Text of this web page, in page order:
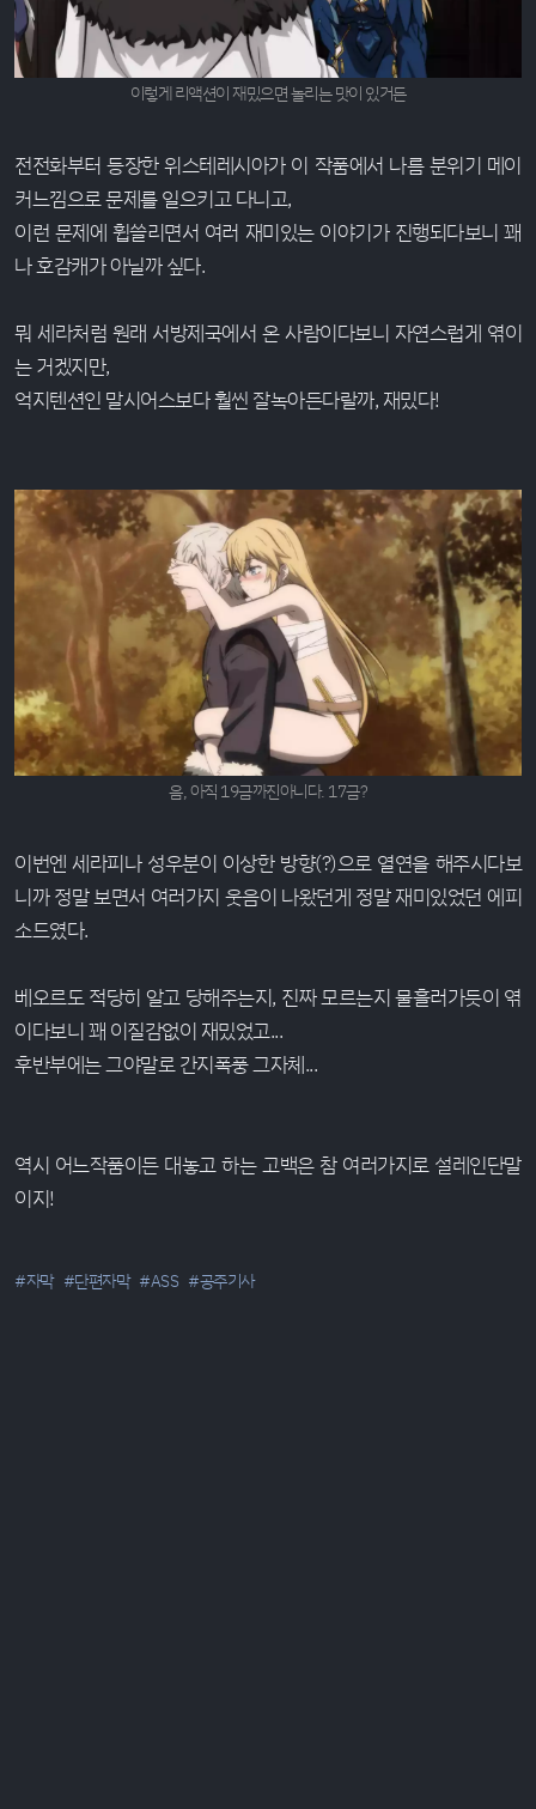
이렇게 리액션이 재밌으면 놀리는 맛이 있거든
전전화부터 등장한 위스테레시아가 이 작품에서 나름 분위기 메이
커느낌으로 문제를 일으키고 다니고,
이런 문제에 휩쓸리면서 여러 재미있는 이야기가 진행되다보니 꽤
나 호감캐가 아닐까 싶다.
뭐 세라처럼 원래 서방제국에서 온 사람이다보니 자연스럽게 엮이
는 거겠지만,
억지텐션인 말시어스보다 훨씬 잘녹아든다랄까, 재밌다!
음, 아직 19금까진아니다. 17금?
이번엔 세라피나 성우분이 이상한 방향(?)으로 열연을 해주시다보
니까 정말 보면서 여러가지 웃음이 나왔던게 정말 재미있었던 에피
소드였다.
베오르도 적당히 알고 당해주는지, 진짜 모르는지 물흘러가듯이 엮
이다보니 꽤 이질감없이 재밌었고...
후반부에는 그야말로 간지폭풍 그자체...
역시 어느작품이든 대놓고 하는 고백은 참 여러가지로 설레인단말
이지!
#자막 #단편자막 #ASS #공주기사